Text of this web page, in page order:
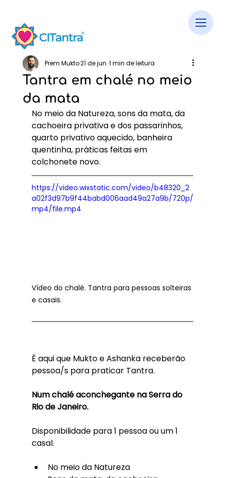
Tantra em chalé no meio
da mata
Prem Mukto21 de jun.1 min de leitura
No meio da Natureza, sons da mata, da
cachoeira privativa e dos passarinhos,
quarto privativo aquecido, banheira
quentinha, práticas feitas em
colchonete novo.
https://video.wixstatic.com/video/b48320_2
a02f3d97b9f44babd006aad49a27a9b/720p/
mp4/file.mp4
Vídeo do chalé. Tantra para pessoas solteiras
e casais.
É aqui que Mukto e Ashanka receberão
pessoa/s para praticar Tantra.
Num chalé aconchegante na Serra do
Rio de Janeiro.
Disponibilidade para 1 pessoa ou um 1
casal.
No meio da Natureza